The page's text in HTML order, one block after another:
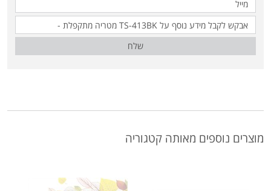
שלח
מוצרים נוספים מאותה קטגוריה